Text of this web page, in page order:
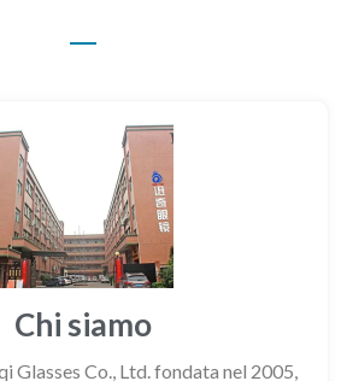
Chi siamo
Glasses Co., Ltd. fondata nel 2005,